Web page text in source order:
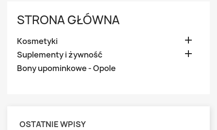
STRONA GŁÓWNA
Kosmetyki 
Suplementy i żywność 
Bony upominkowe - Opole
OSTATNIE WPISY